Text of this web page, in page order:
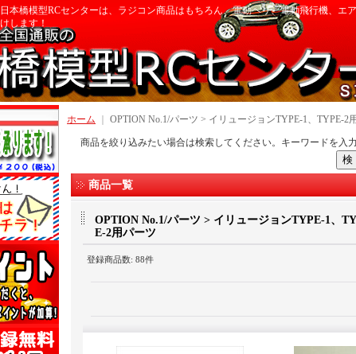
本橋模型RCセンターは、ラジコン商品はもちろん、電動ヘリ、電動飛行機、エ
します！
ホーム OPTION No.1/パーツ > イリュージョンTYPE-1、TYPE-2
商品を絞り込みたい場合は検索してください。キーワードを入
商品一覧
OPTION No.1/パーツ > イリュージョンTYPE-1、
E-2用パーツ
登録商品数: 88件